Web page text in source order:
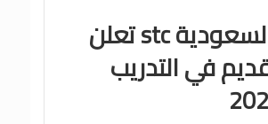
الاتصالات السعودية stc تعلن
في التدريب